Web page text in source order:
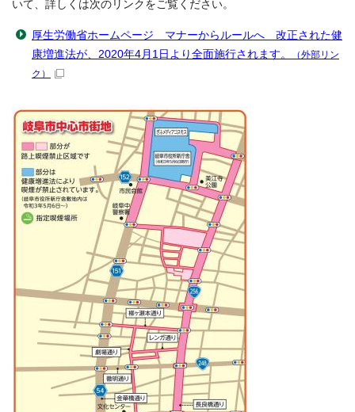
いて、詳しくは次のリンクをご覧ください。
厚生労働省ホームページ マナーからルールへ 改正された健
康増進法が、2020年4月1日より全面施行されます。
（外部リン
ク）